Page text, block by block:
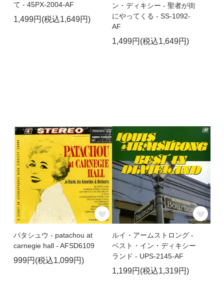
て - 45PX-2004-AF
1,499円(税込1,649円)
ン・ディキシー - 聖者が街
にやってくる - SS-1092-
AF
1,499円(税込1,649円)
パタシュウ - patachou at
carnegie hall - AFSD6109
999円(税込1,099円)
ルイ・アームストロング -
ベスト・イン・ディキシー
ランド - UPS-2145-AF
1,199円(税込1,319円)